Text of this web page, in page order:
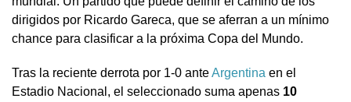
dirigidos por Ricardo Gareca, que se aferran a un mínimo
chance para clasificar a la próxima Copa del Mundo.
Tras la reciente derrota por 1-0 anteArgentina en el
Estadio Nacional, el seleccionado suma apenas 10